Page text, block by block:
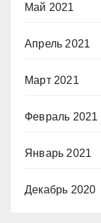
Май 2021
Апрель 2021
Март 2021
Февраль 2021
Январь 2021
Декабрь 2020